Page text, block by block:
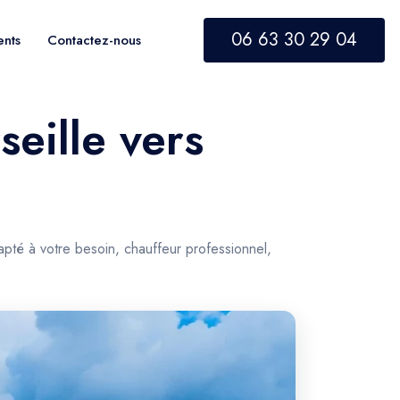
Contactez-nous 06 63 30 29 04
vers
à votre besoin, chauffeur professionnel,